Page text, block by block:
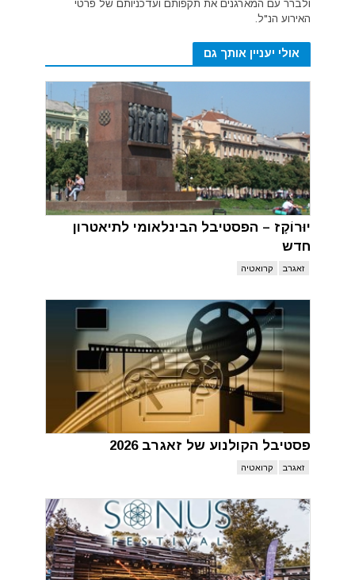
ולברר עם המארגנים את תקפותם ועדכניותם של פרטי
האירוע הנ"ל.
אולי יעניין אותך גם
יוּרוֹקָז – הפסטיבל הבינלאומי לתיאטרון
חדש
זאגרב קרואטיה
פסטיבל הקולנוע של זאגרב 2026
זאגרב קרואטיה